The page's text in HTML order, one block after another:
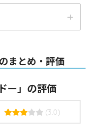
まとめ・評価
ー」の評価
(3.0)